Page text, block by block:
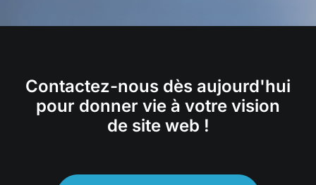
Contactez-nous dès aujourd'hui
pour donner vie à votre vision
de site web !